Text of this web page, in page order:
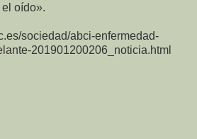
oído».
sociedad/abci-enfermedad-
201901200206_noticia.html